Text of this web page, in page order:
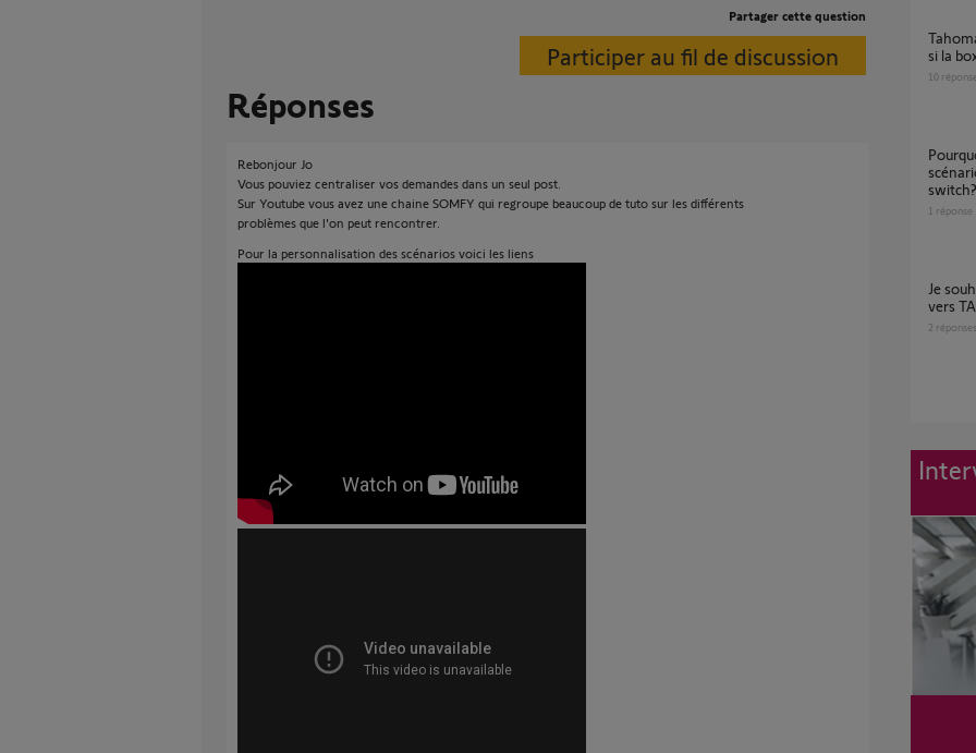
Partager cette question
Participer au fil de discussion
Réponses
Rebonjour Jo
Vous pouviez centraliser vos demandes dans un seul post.
Sur Youtube vous avez une chaine SOMFY qui regroupe beaucoup de tuto sur les différents
problèmes que l'on peut rencontrer.
Pour la personnalisation des scénarios voici les liens
Tahoma Switch exécute-t-elle les scénarios
si la
10
pourquoi je n'ai pas la possibilité de faire des
switch?
1 réponse
je souhaite un transfert kit de connectivité
vers
2 réponses